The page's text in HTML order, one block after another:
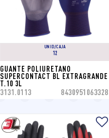
UNID/CAJA
12
GUANTE POLIURETANO
SUPERCONTACT BL EXTRAGRANDE
T.10 3L
3131.0113 8430951063328